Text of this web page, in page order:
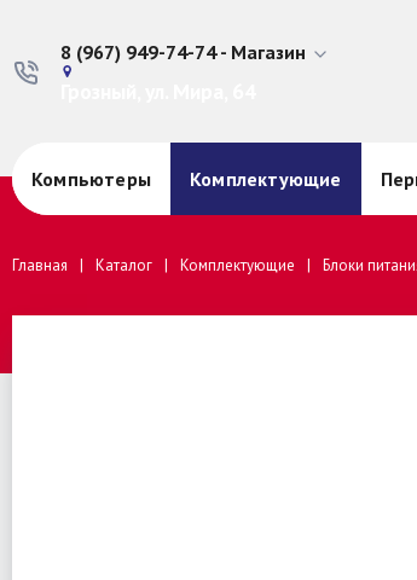
8 (967) 949-74-74 - Магазин
Компьютеры Комплектующие
Главная Каталог Комплектующие Блоки